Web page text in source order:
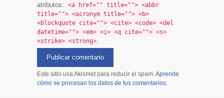
atributos:
<a href="" title=""> <abbr
title=""> <acronym title=""> <b>
<blockquote cite=""> <cite> <code> <del
datetime=""> <em> <i> <q cite=""> <s>
<strike> <strong>
Este sitio usa Akismet para reducir el spam.Aprende
cómo se procesan los datos de tus comentarios.